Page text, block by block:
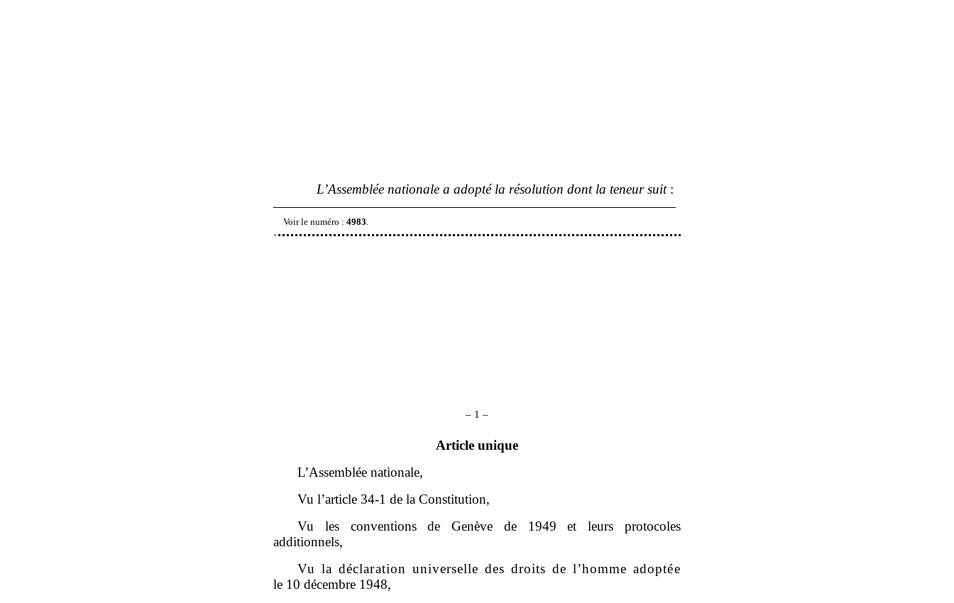
L’Assemblée nationale a adopté la résolution dont la teneur suit :
Voir le numéro : 4983.
– 1 –
Article unique
L’Assemblée nationale,
Vu l’article 34‑1 de la Constitution,
Vu les conventions de Genève de 1949 et leurs protocoles
additionnels,
Vu la déclaration universelle des droits de l’homme adoptée
le 10 décembre 1948,